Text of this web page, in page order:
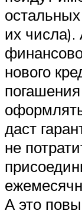
их
нового
даст
не
А это